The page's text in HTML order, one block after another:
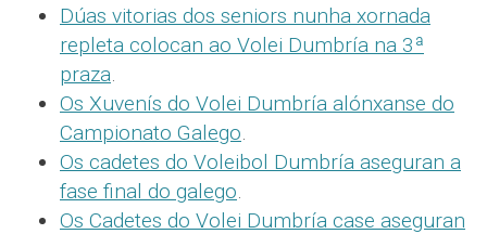
Dúas vitorias dos seniors nunha xornada
repleta colocan ao Volei Dumbría na 3ª
praza.
Os Xuvenís do Volei Dumbría alónxanse do
Campionato Galego.
Os cadetes do Voleibol Dumbría aseguran a
fase final do galego.
Os Cadetes do Volei Dumbría case aseguran